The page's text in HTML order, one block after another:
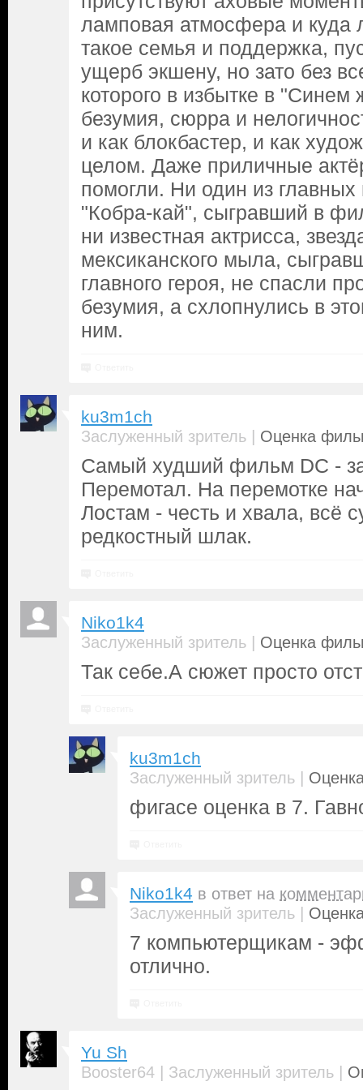
ламповая атмосфера и куда
такое семья и поддержка,
ущерб экшену, но зато без
которого в избытке в
безумия, сюрра и
и как блокбастер, и как
целом. Даже приличные
помогли. Ни один из главных
"Кобра-кай", сыгравший в
ни известная актрисса,
мексиканского мыла,
главного героя, не спасли
безумия, а схлопнулись в
ним.
ku3m1ch
Заслуженный зритель | Оценка
Самый худший фильм DC -
Перемотал. На перемотке
Лостам - честь и хвала, всё
редкостный шлак.
Niko1k4
Заслуженный зритель | Оценка
Так себе.А сюжет просто
ku3m1ch
Заслуженный зритель |
фигасе оценка в 7.
Niko1k4 в ответ на
Заслуженный зритель |
7 компьютерщикам -
отлично.
Yu Sh
Booster64 | Заслуженный зритель |